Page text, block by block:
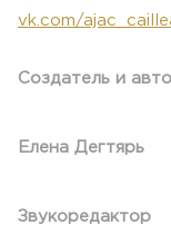
vk.com/
Создатель и
Елена Дегтярь
Звукоредактор